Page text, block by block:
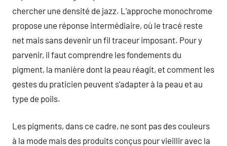
chercher une densité de jazz. L’approche monochrome
propose une réponse intermédiaire, où le tracé reste
net mais sans devenir un fil traceur imposant. Pour y
parvenir, il faut comprendre les fondements du
pigment, la manière dont la peau réagit, et comment les
gestes du praticien peuvent s’adapter à la peau et au
type de poils.
Les pigments, dans ce cadre, ne sont pas des couleurs
à la mode mais des produits conçus pour vieillir avec la